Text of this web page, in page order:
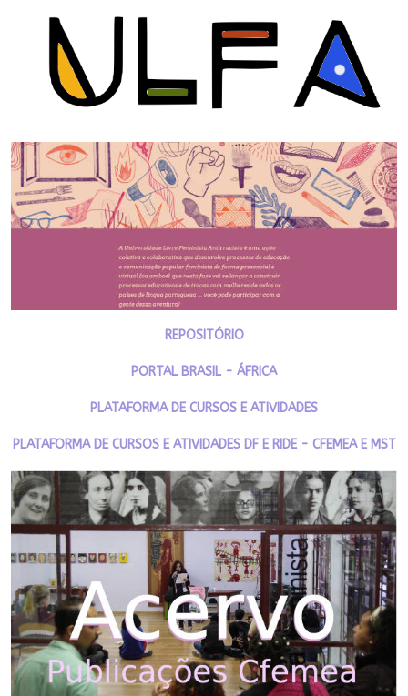
REPOSITÓRIO
PORTAL BRASIL - ÁFRICA
PLATAFORMA DE CURSOS E ATIVIDADES
PLATAFORMA DE CURSOS E ATIVIDADES DF E RIDE - CFEMEA E MST